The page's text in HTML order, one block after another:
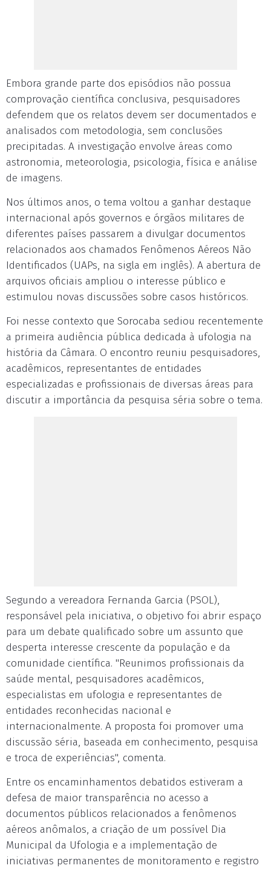
Embora grande parte dos episódios não possua
comprovação científica conclusiva, pesquisadores
defendem que os relatos devem ser documentados e
analisados com metodologia, sem conclusões
precipitadas. A investigação envolve áreas como
astronomia, meteorologia, psicologia, física e análise
de imagens.
Nos últimos anos, o tema voltou a ganhar destaque
internacional após governos e órgãos militares de
diferentes países passarem a divulgar documentos
relacionados aos chamados Fenômenos Aéreos Não
Identificados (UAPs, na sigla em inglês). A abertura de
arquivos oficiais ampliou o interesse público e
estimulou novas discussões sobre casos históricos.
Foi nesse contexto que Sorocaba sediou recentemente
a primeira audiência pública dedicada à ufologia na
história da Câmara. O encontro reuniu pesquisadores,
acadêmicos, representantes de entidades
especializadas e profissionais de diversas áreas para
discutir a importância da pesquisa séria sobre o tema.
Segundo a vereadora Fernanda Garcia (PSOL),
responsável pela iniciativa, o objetivo foi abrir espaço
para um debate qualificado sobre um assunto que
desperta interesse crescente da população e da
comunidade científica. "Reunimos profissionais da
saúde mental, pesquisadores acadêmicos,
especialistas em ufologia e representantes de
entidades reconhecidas nacional e
internacionalmente. A proposta foi promover uma
discussão séria, baseada em conhecimento, pesquisa
e troca de experiências", comenta.
Entre os encaminhamentos debatidos estiveram a
defesa de maior transparência no acesso a
documentos públicos relacionados a fenômenos
aéreos anômalos, a criação de um possível Dia
Municipal da Ufologia e a implementação de
iniciativas permanentes de monitoramento e registro